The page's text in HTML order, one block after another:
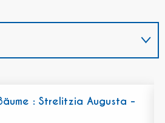
: Strelitzia Augusta -